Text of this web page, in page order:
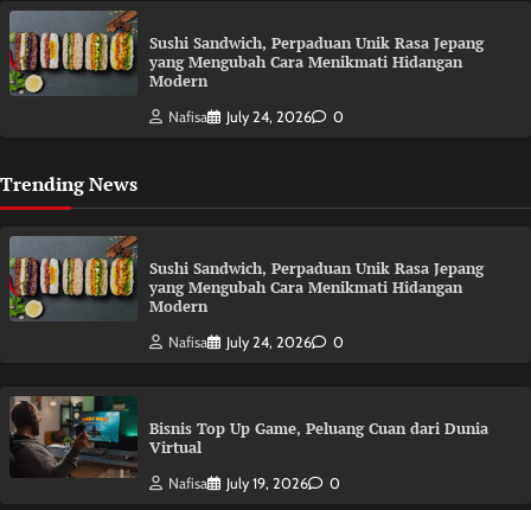
Sushi Sandwich, Perpaduan Unik Rasa Jepang
yang Mengubah Cara Menikmati Hidangan
Modern
Nafisa July 24, 2026 0
Trending News
Sushi Sandwich, Perpaduan Unik Rasa Jepang
yang Mengubah Cara Menikmati Hidangan
Modern
Nafisa July 24, 2026 0
Bisnis Top Up Game, Peluang Cuan dari Dunia
Virtual
Nafisa July 19, 2026 0